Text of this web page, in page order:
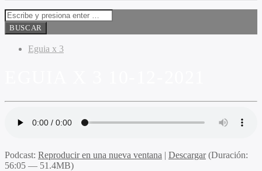
Eguia x 3
Podcast: Reproducir en una nueva ventana | Descargar(Duración:
56:05 — 51.4MB)